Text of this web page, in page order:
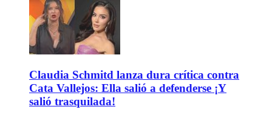
Claudia Schmitd lanza dura crítica contra
Cata Vallejos: Ella salió a defenderse ¡Y
salió trasquilada!